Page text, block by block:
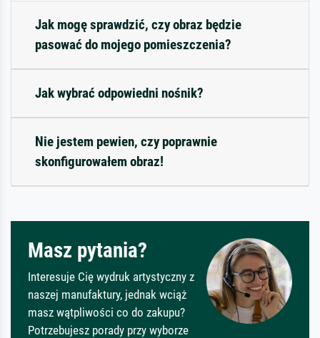
Jak mogę sprawdzić, czy obraz będzie
pasować do mojego pomieszczenia?
Jak wybrać odpowiedni nośnik?
Nie jestem pewien, czy poprawnie
skonfigurowałem obraz!
Masz pytania?
Interesuje Cię wydruk artystyczny z
naszej manufaktury, jednak wciąż
masz wątpliwości co do zakupu?
Potrzebujesz porady przy wyborze